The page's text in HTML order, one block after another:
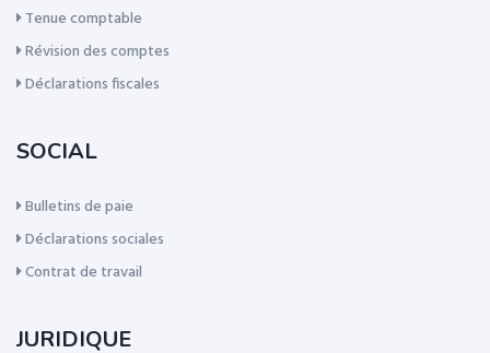
Tenue comptable
Révision des comptes
Déclarations fiscales
SOCIAL
Bulletins de paie
Déclarations sociales
Contrat de travail
JURIDIQUE